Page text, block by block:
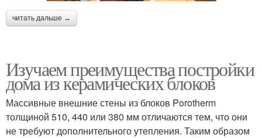
читать дальше →
Изучаем преимущества постройки
дома из керамических блоков
Массивные внешние стены из блоков Porotherm
толщиной 510, 440 или 380 мм отличаются тем, что они
не требуют дополнительного утепления. Таким образом